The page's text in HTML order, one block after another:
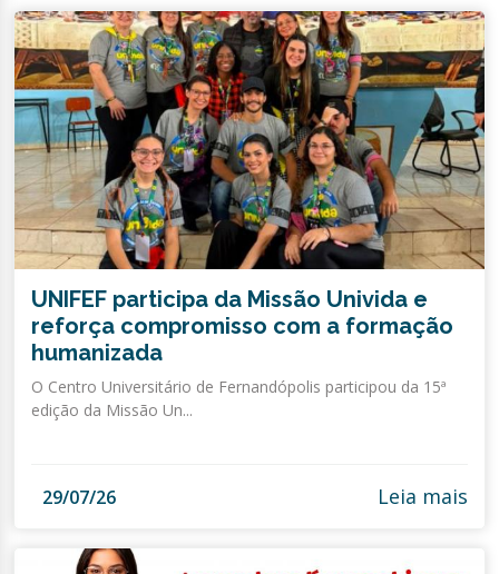
UNIFEF participa da Missão Univida e
reforça compromisso com a formação
humanizada
O Centro Universitário de Fernandópolis participou da 15ª
edição da Missão Un...
29/07/26 Leia mais